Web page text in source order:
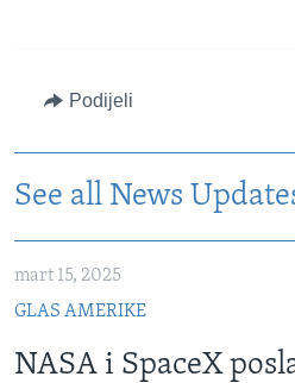
Podijeli
See all News
mart 15, 2025
GLAS AMERIKE
NASA i SpaceX